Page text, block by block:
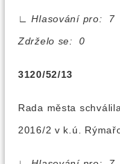
∟
Hlasování
Zdrželo se: 0
3120/52/13
Rada města
2016/2 v k.ú.